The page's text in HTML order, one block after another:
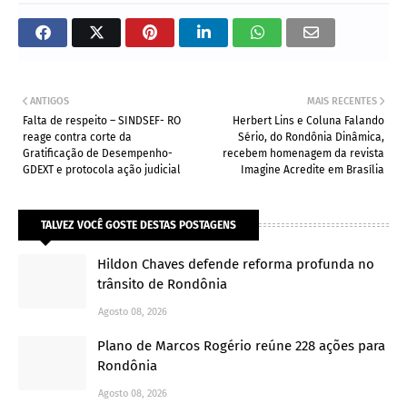
MAIS RECENTES
Herbert Lins e Coluna Falando
Sério, do Rondônia Dinâmica,
recebem homenagem da revista
Imagine Acredite em Brasília
ANTIGOS
Falta de respeito – SINDSEF- RO
reage contra corte da
Gratificação de Desempenho-
GDEXT e protocola ação judicial
TALVEZ VOCÊ GOSTE DESTAS POSTAGENS
Hildon Chaves defende reforma profunda no
trânsito de Rondônia
Agosto 08, 2026
Plano de Marcos Rogério reúne 228 ações para
Rondônia
Agosto 08, 2026